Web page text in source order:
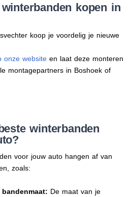
kopen in
koop je voordelig je nieuwe
onze websiteen laat deze monteren
montagepartners in Boshoek of
winterbanden
voor jouw auto hangen af van
zoals:
De maat van je